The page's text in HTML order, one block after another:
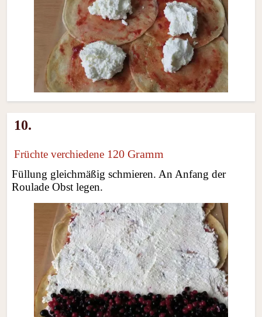
10.
Früchte verchiedene 120 Gramm
Füllung gleichmäßig schmieren. An Anfang der
Roulade Obst legen.